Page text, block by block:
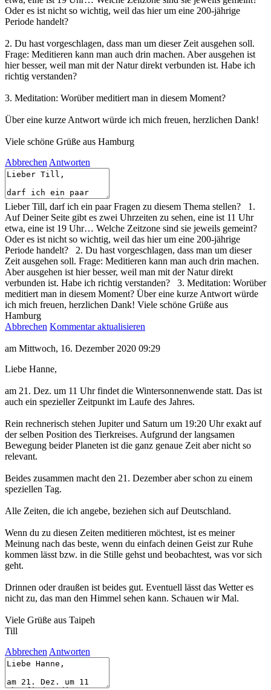
Oder es ist nicht so wichtig, weil das hier um eine 200-jährige
Periode handelt?
2. Du hast vorgeschlagen, dass man um dieser Zeit ausgehen soll.
Frage: Meditieren kann man auch drin machen. Aber ausgehen ist
hier besser, weil man mit der Natur direkt verbunden ist. Habe ich
richtig verstanden?
3. Meditation: Worüber meditiert man in diesem Moment?
Über eine kurze Antwort würde ich mich freuen, herzlichen Dank!
Viele schöne Grüße aus Hamburg
Abbrechen Antworten
Lieber Till, darf ich ein paar Fragen zu diesem Thema stellen? 1.
Auf Deiner Seite gibt es zwei Uhrzeiten zu sehen, eine ist 11 Uhr
etwa, eine ist 19 Uhr… Welche Zeitzone sind sie jeweils gemeint?
Oder es ist nicht so wichtig, weil das hier um eine 200-jährige
Periode handelt? 2. Du hast vorgeschlagen, dass man um dieser
Zeit ausgehen soll. Frage: Meditieren kann man auch drin machen.
Aber ausgehen ist hier besser, weil man mit der Natur direkt
verbunden ist. Habe ich richtig verstanden? 3. Meditation: Worüber
meditiert man in diesem Moment? Über eine kurze Antwort würde
ich mich freuen, herzlichen Dank! Viele schöne Grüße aus
Hamburg
Abbrechen Kommentar aktualisieren
am Mittwoch, 16. Dezember 2020 09:29
Liebe Hanne,
am 21. Dez. um 11 Uhr findet die Wintersonnenwende statt. Das ist
auch ein spezieller Zeitpunkt im Laufe des Jahres.
Rein rechnerisch stehen Jupiter und Saturn um 19:20 Uhr exakt auf
der selben Position des Tierkreises. Aufgrund der langsamen
Bewegung beider Planeten ist die ganz genaue Zeit aber nicht so
relevant.
Beides zusammen macht den 21. Dezember aber schon zu einem
speziellen Tag.
Alle Zeiten, die ich angebe, beziehen sich auf Deutschland.
Wenn du zu diesen Zeiten meditieren möchtest, ist es meiner
Meinung nach das beste, wenn du einfach deinen Geist zur Ruhe
kommen lässt bzw. in die Stille gehst und beobachtest, was vor sich
geht.
Drinnen oder draußen ist beides gut. Eventuell lässt das Wetter es
nicht zu, das man den Himmel sehen kann. Schauen wir Mal.
Viele Grüße aus Taipeh
Till
Abbrechen Antworten